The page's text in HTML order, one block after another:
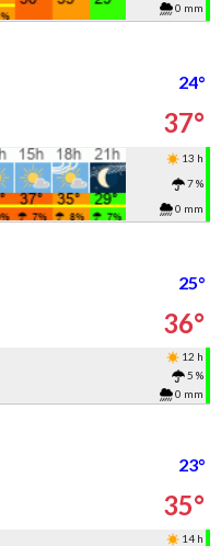
0 mm
24°
37°
13 h
7 %
0 mm
25°
36°
12 h
5 %
0 mm
23°
35°
14 h